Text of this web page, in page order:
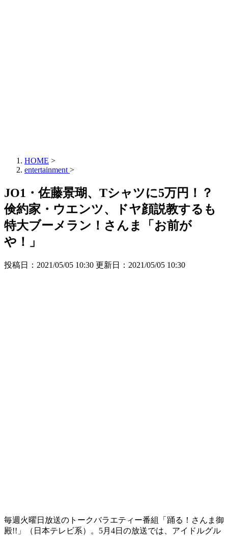
HOME >
entertainment >
JO1・佐藤景瑚、Tシャツに5万円！？
倹約家・ウエンツ、ドヤ顔説教するも
特大ブーメラン！さんま「お前が
や！」
投稿日：2021/05/05 10:30 更新日： 2021/05/05 10:30
毎週火曜日放送のトークバラエティー番組「踊る！さんま御
殿!!」（日本テレビ系）。5月4日の放送では、アイドルグル